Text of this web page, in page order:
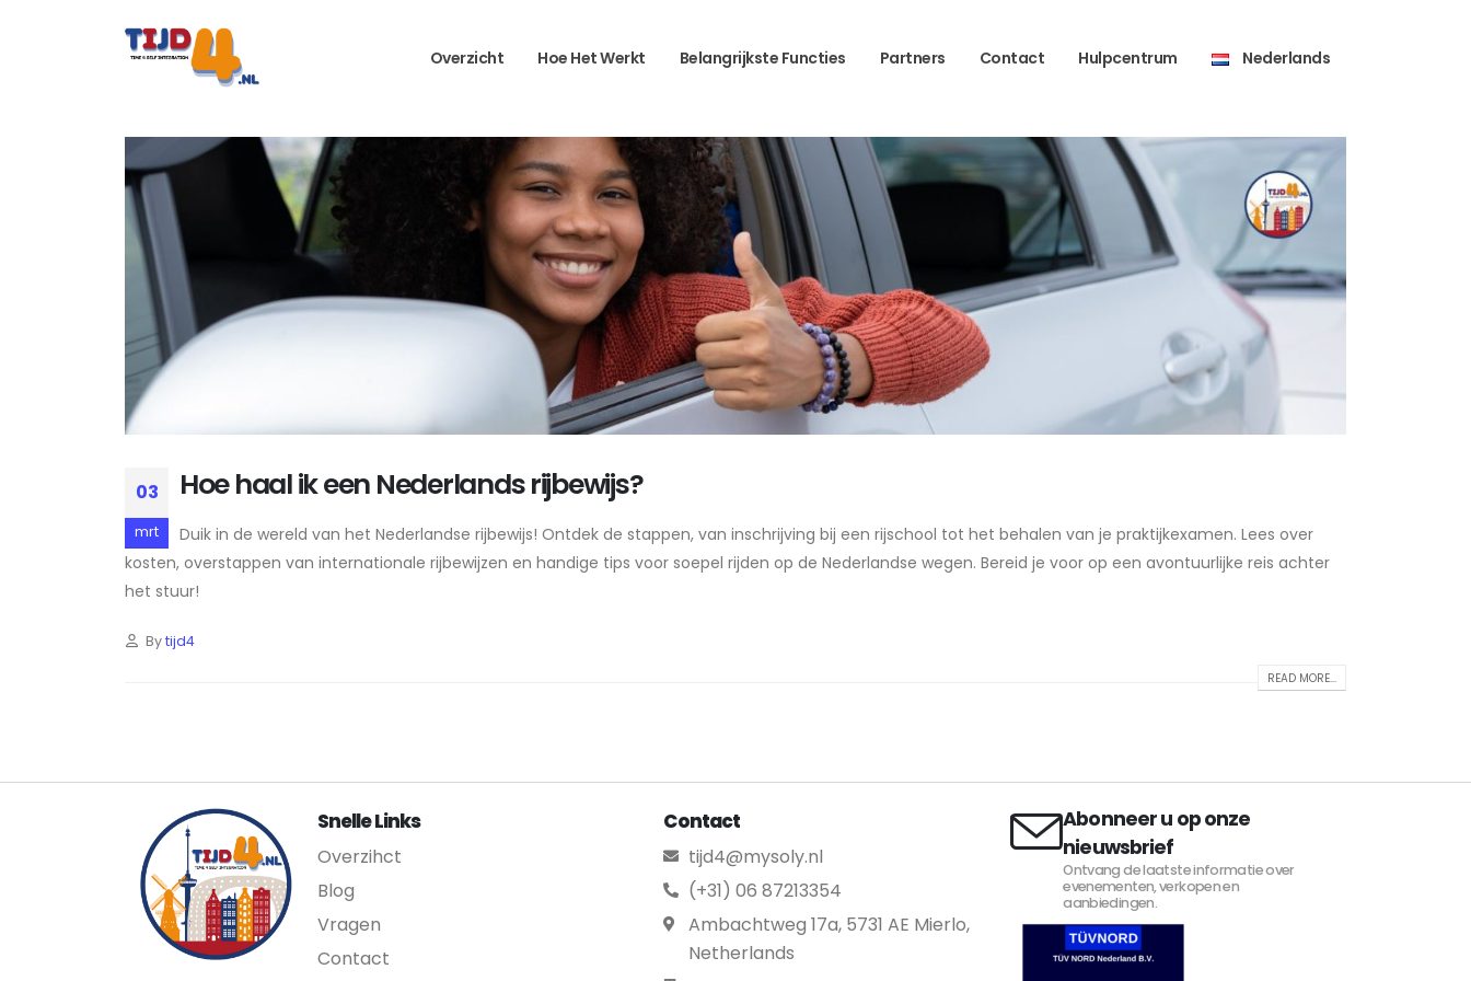
Overzicht Hoe Het Werkt Belangrijkste Functies Partners Contact Hulpcentrum Nederlands
03
mrt
Hoe haal ik een Nederlands rijbewijs?
Duik in de wereld van het Nederlandse rijbewijs! Ontdek de stappen, van inschrijving bij een rijschool tot het behalen van je praktijkexamen. Lees over
kosten, overstappen van internationale rijbewijzen en handige tips voor soepel rijden op de Nederlandse wegen. Bereid je voor op een avontuurlijke reis achter
het stuur!
Bytijd4
READ MORE...
Snelle Links
Overzihct
Blog
Vragen
Contact
Contact
tijd4@mysoly.nl
(+31) 06 87213354
Ambachtweg 17a, 5731 AE Mierlo,
Netherlands
Abonneer u op onze
nieuwsbrief
Ontvang de laatste informatie over
evenementen, verkopen en
aanbiedingen.